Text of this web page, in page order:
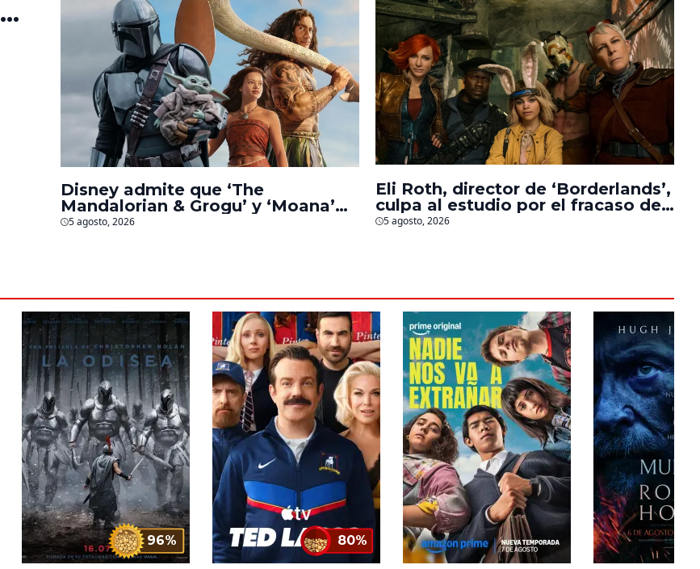
Disney admite que ‘The
Mandalorian & Grogu’ y ‘Moana’
fueron decepciones en taquilla
5 agosto, 2026
Eli Roth, director de ‘Borderlands’,
culpa al estudio por el fracaso de
la película
5 agosto, 2026
96% 80%